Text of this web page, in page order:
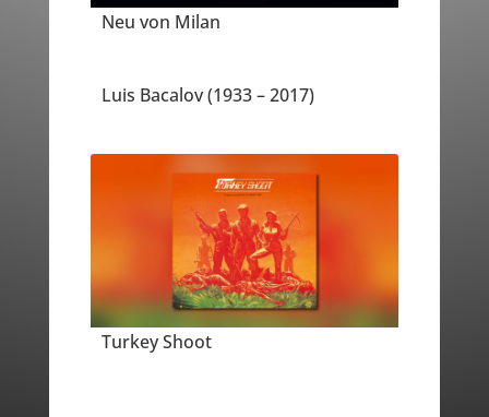
Neu von Milan
Luis Bacalov (1933 – 2017)
Turkey Shoot